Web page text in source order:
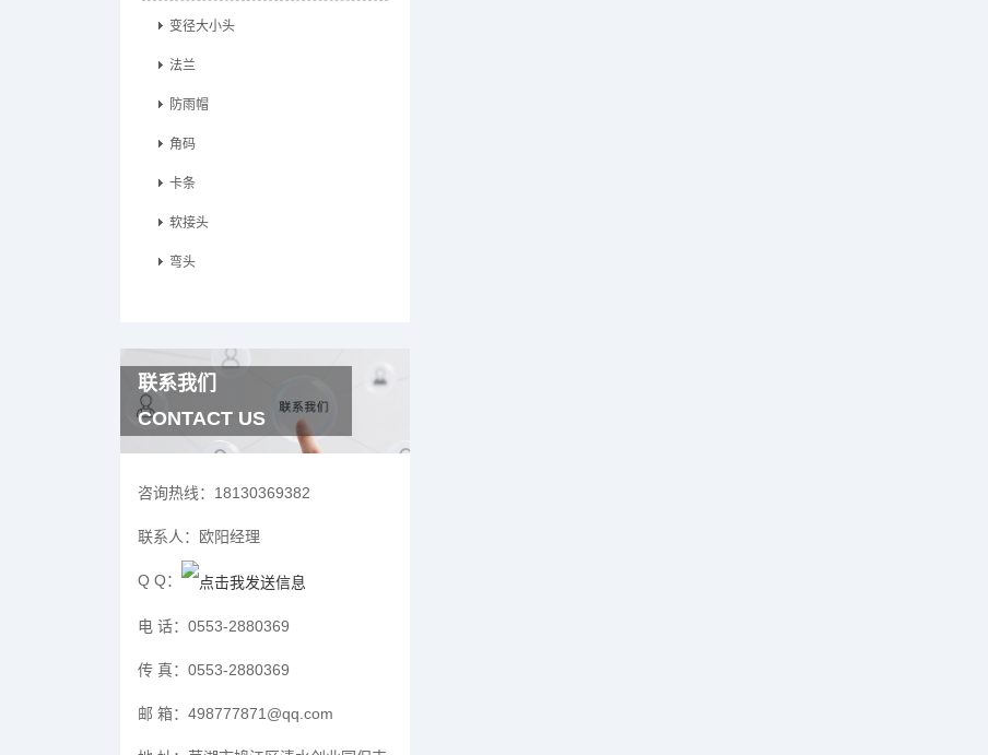
变径大小头
法兰
防雨帽
角码
卡条
软接头
弯头
联系我们
CONTACT US
咨询热线： 18130369382
联系人： 欧阳经理
Q Q：
电 话： 0553-2880369
传 真： 0553-2880369
邮 箱： 498777871@qq.com